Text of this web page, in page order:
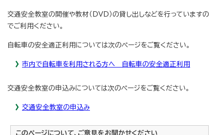
交通安全教室の開催や教材（DVD）の貸し出しなどを行っていますの
でご利用ください。
自転車の安全適正利用については次のページをご覧ください。
市内で自転車を利用される方へ 自転車の安全適正利用
交通安全教室の申込みについては次のページをご覧ください。
交通安全教室の申込み
このページについて、ご意見をお聞かせください